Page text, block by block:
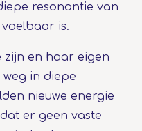
resonantie van
is.
zijn en haar eigen
in diepe
nieuwe energie
er geen vaste